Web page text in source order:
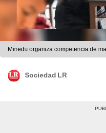
Minedu organiza competencia de
Sociedad LR